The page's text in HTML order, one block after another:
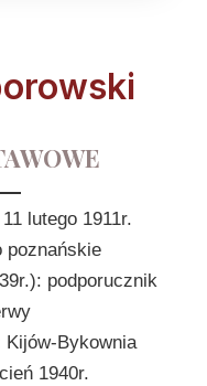
lutego 1911r.
poznańskie
podporucznik
Kijów-Bykownia
1940r.